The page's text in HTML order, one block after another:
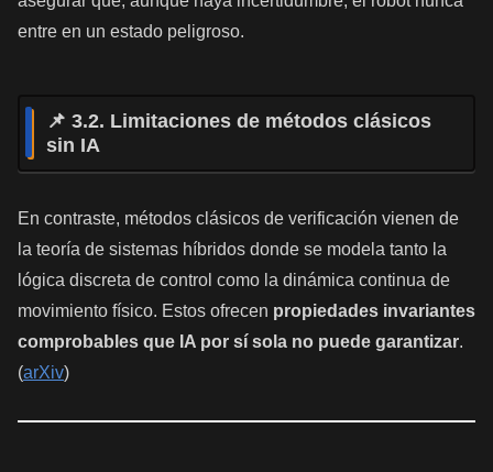
entre en un estado peligroso.
📌 3.2. Limitaciones de métodos clásicos
sin IA
En contraste, métodos clásicos de verificación vienen de
la teoría de sistemas híbridos donde se modela tanto la
lógica discreta de control como la dinámica continua de
movimiento físico. Estos ofrecen propiedades invariantes
comprobables que IA por sí sola no puede garantizar.
(arXiv)